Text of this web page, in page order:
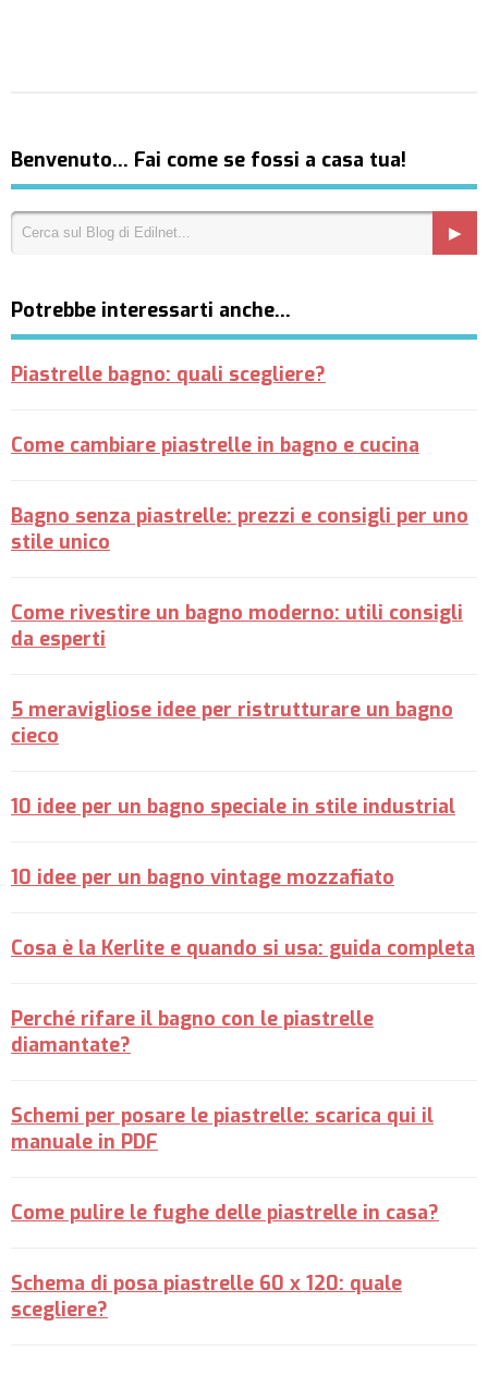
Benvenuto… Fai come se fossi a casa tua!
Potrebbe interessarti anche…
Piastrelle bagno: quali scegliere?
Come cambiare piastrelle in bagno e cucina
Bagno senza piastrelle: prezzi e consigli per uno
stile unico
Come rivestire un bagno moderno: utili consigli
da esperti
5 meravigliose idee per ristrutturare un bagno
cieco
10 idee per un bagno speciale in stile industrial
10 idee per un bagno vintage mozzafiato
Cosa è la Kerlite e quando si usa: guida completa
Perché rifare il bagno con le piastrelle
diamantate?
Schemi per posare le piastrelle: scarica qui il
manuale in PDF
Come pulire le fughe delle piastrelle in casa?
Schema di posa piastrelle 60 x 120: quale
scegliere?